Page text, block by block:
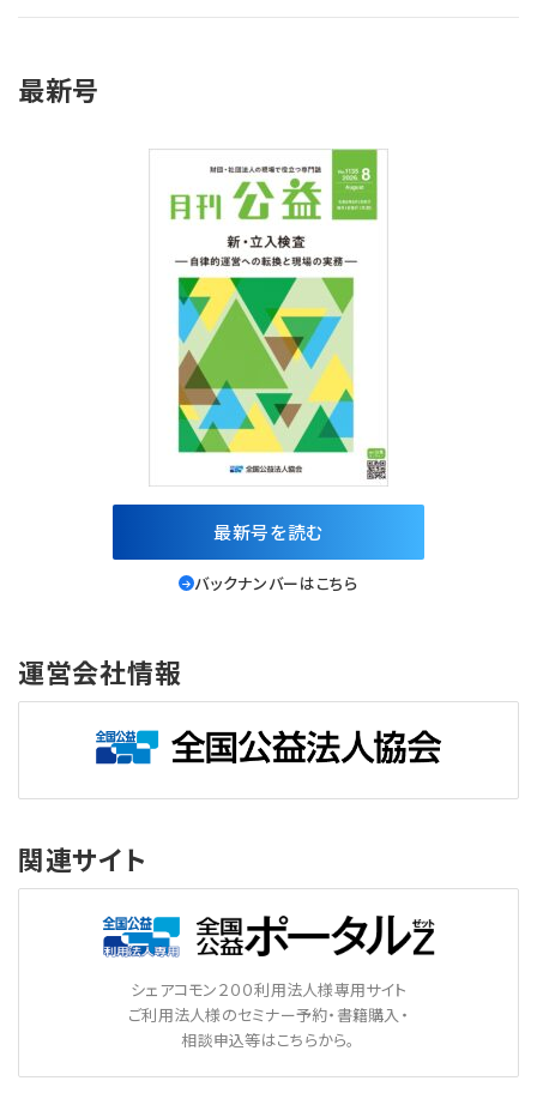
最新号
最新号を読む
バックナンバーはこちら
運営会社情報
関連サイト
シェアコモン２００利用法人様専用サイト
ご利用法人様のセミナー予約・書籍購入・
相談申込等はこちらから。